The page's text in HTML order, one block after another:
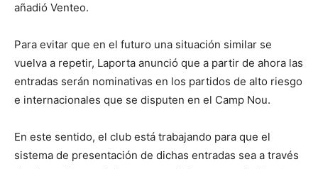
añadió Venteo.
Para evitar que en el futuro una situación similar se
vuelva a repetir, Laporta anunció que a partir de ahora las
entradas serán nominativas en los partidos de alto riesgo
e internacionales que se disputen en el Camp Nou.
En este sentido, el club está trabajando para que el
sistema de presentación de dichas entradas sea a través